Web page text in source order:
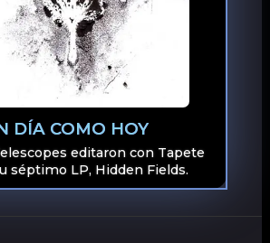
DÍA COMO HOY
editaron con Tapete
séptimo LP, Hidden Fields.